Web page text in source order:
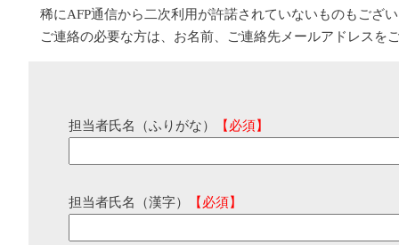
稀にAFP通信から二次利用が許諾されていないものもござ
ご連絡の必要な方は、お名前、ご連絡先メールアドレスを
担当者氏名（ふりがな） 【必須】
担当者氏名（漢字） 【必須】